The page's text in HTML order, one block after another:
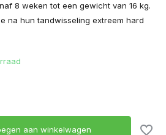
8 weken tot een gewicht van 16 kg.
na hun tandwisseling extreem hard
aan winkelwagen